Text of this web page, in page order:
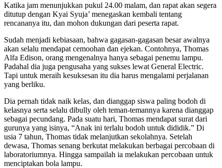
Katika jam menunjukkan pukul 24.00 malam, dan rapat akan segera
ditutup dengan Kyai Syuja’ menegaskan kembali tentang
rencananya itu, dan mohon dukungan dari peserta rapat.
Sudah menjadi kebiasaan, bahwa gagasan-gagasan besar awalnya
akan selalu mendapat cemoohan dan ejekan. Contohnya, Thomas
Alfa Edison, orang mengenalnya hanya sebagai penemu lampu.
Padahal dia juga pengusaha yang sukses lewat General Electric.
Tapi untuk meraih kesuksesan itu dia harus mengalami perjalanan
yang berliku.
Dia pernah tidak naik kelas, dan dianggap siswa paling bodoh di
kelasnya serta selalu dibully oleh teman-temannya karena dianggap
sebagai pecundang. Pada suatu hari, Thomas mendapat surat dari
gurunya yang isinya, “Anak ini terlalu bodoh untuk dididik.” Di
usia 7 tahun, Thomas tidak melanjutkan sekolahnya. Setelah
dewasa, Thomas senang berkutat melakukan berbagai percobaan di
laboratoriumnya. Hingga sampailah ia melakukan percobaan untuk
menciptakan bola lampu.